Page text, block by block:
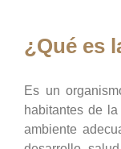
¿Qué es
Es un
habitantes de
ambiente